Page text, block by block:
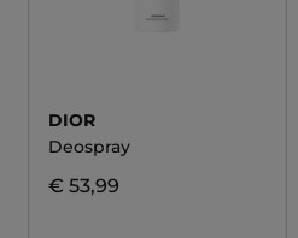
DIOR
Deospray
€ 53,99